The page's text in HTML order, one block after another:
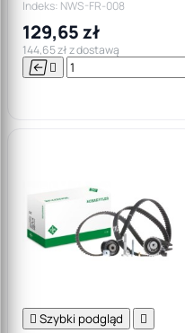
GALAXY FIESTA
Indeks: NWS-FR-008
129,65 zł
144,65 zł z dostawą
 
 Szybki podgląd 